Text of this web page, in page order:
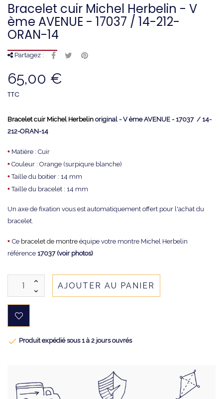
Bracelet cuir Michel Herbelin - V
ème AVENUE - 17037 / 14-212-
ORAN-14
Partagez :
65,00 €
TTC
Bracelet cuir Michel Herbelin original - V ème AVENUE - 17037 / 14-
212-ORAN-14
• Matière : Cuir
• Couleur : Orange (surpiqure blanche)
•Taille du boitier : 14 mm
•Taille du bracelet : 14 mm
Un axe de fixation vous est automatiquement offert pour l'achat du
bracelet.
• Ce bracelet de montre équipe votre montre Michel Herbelin
référence 17037 (voir photos)
AJOUTER AU PANIER
 Produit expédié sous 1 à 2 jours ouvrés